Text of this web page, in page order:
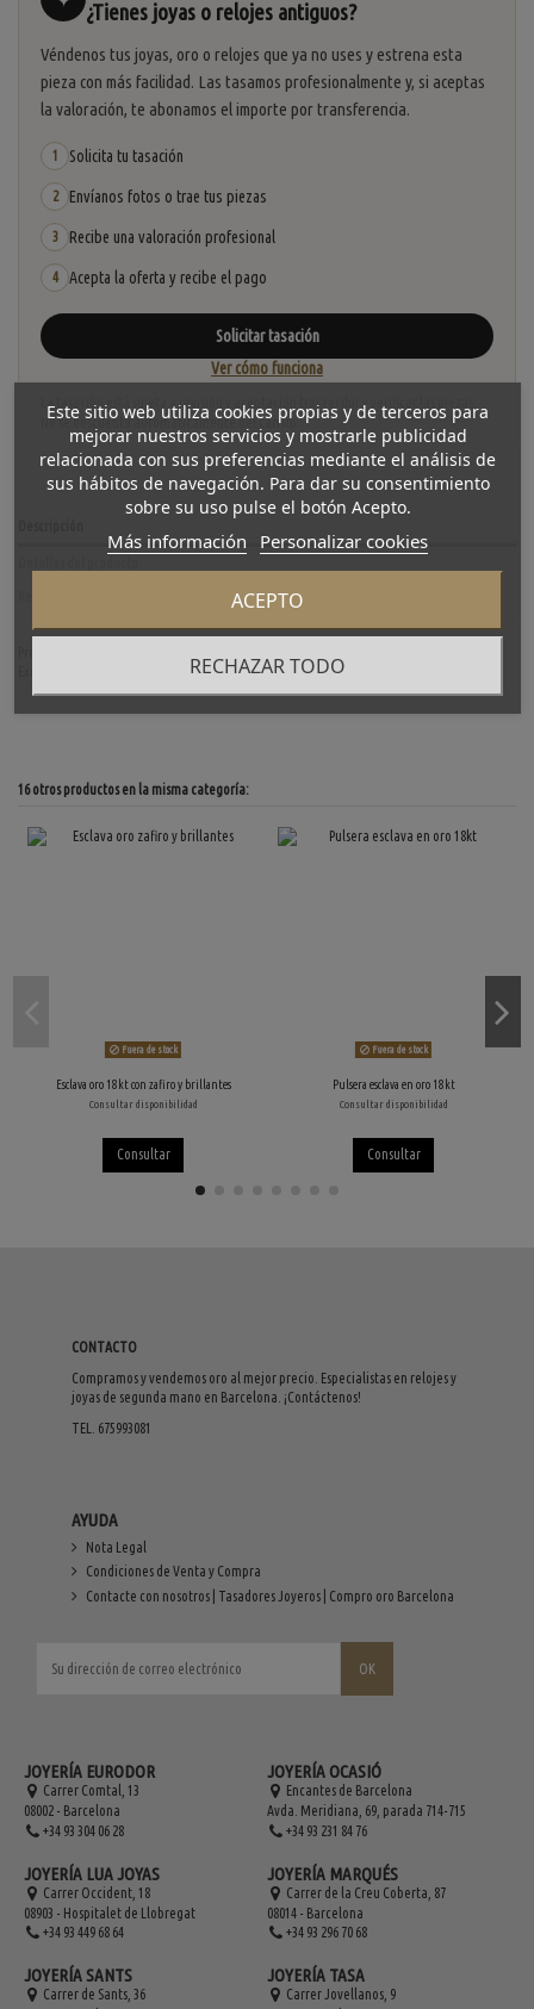
¿Tienes joyas o relojes antiguos?
Véndenos tus joyas, oro o relojes que ya no uses y estrena esta
pieza con más facilidad. Las tasamos profesionalmente y, si aceptas
la valoración, te abonamos el importe por transferencia.
1 Solicita tu tasación
2 Envíanos fotos o trae tus piezas
3 Recibe una valoración profesional
4 Acepta la oferta y recibe el pago
Solicitar tasación
Ver cómo funciona
La tasación está sujeta a revisión y aceptación tras recibir y verificar las piezas.
No se descuenta automáticamente del carrito.
Excelente regalo de comunión. Longitud: 19cm. Peso: 5,9gr.
16 otros productos en la misma categoría:
Fuera de stock
Esclava oro 18kt con zafiro y brillantes
Consultar disponibilidad
Consultar
Fuera de stock
Pulsera esclava en oro 18kt
Consultar disponibilidad
Consultar
CONTACTO
Compramos y vendemos oro al mejor precio. Especialistas en relojes y
joyas de segunda mano en Barcelona. ¡Contáctenos!
TEL. 675993081
AYUDA
Nota Legal
Condiciones de Venta y Compra
Contacte con nosotros | Tasadores Joyeros | Compro oro Barcelona
JOYERÍA EURODOR
Carrer Comtal, 13
08002 - Barcelona
+34 93 304 06 28
JOYERÍA LUA JOYAS
Carrer Occident, 18
08903 - Hospitalet de Llobregat
+34 93 449 68 64
JOYERÍA SANTS
Carrer de Sants, 36
JOYERÍA OCASIÓ
Encantes de Barcelona
Avda. Meridiana, 69, parada 714-715
+34 93 231 84 76
JOYERÍA MARQUÉS
Carrer de la Creu Coberta, 87
08014 - Barcelona
+34 93 296 70 68
JOYERÍA TASA
Carrer Jovellanos, 9
Este sitio web utiliza cookies propias y de terceros para
mejorar nuestros servicios y mostrarle publicidad
relacionada con sus preferencias mediante el análisis de
sus hábitos de navegación. Para dar su consentimiento
sobre su uso pulse el botón Acepto.
Más información Personalizar cookies
RECHAZAR TODO
ACEPTO